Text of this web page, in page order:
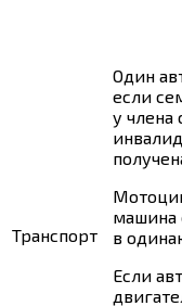
Транспорт
Один
если
у члена
машина
в
Если